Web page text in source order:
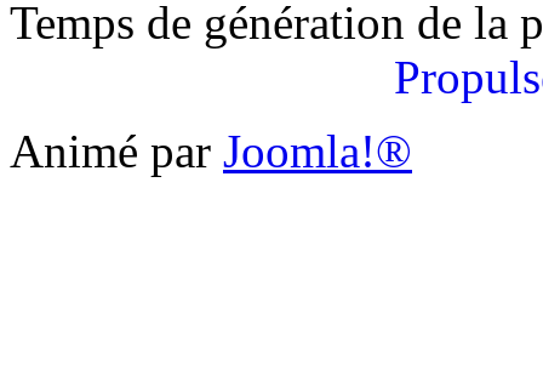
Temps de génération de la
Animé par Joomla!®